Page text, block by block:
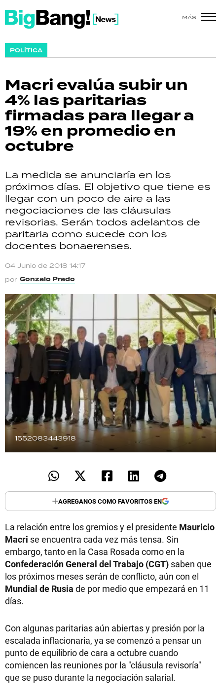
MÁS
POLÍTICA
Macri evalúa subir un
4% las paritarias
firmadas para llegar a
19% en promedio en
octubre
La medida se anunciaría en los
próximos días. El objetivo que tiene es
llegar con un poco de aire a las
negociaciones de las cláusulas
revisorias. Serán todos adelantos de
paritaria como sucede con los
docentes bonaerenses.
04 Junio de 2018 14:17
por Gonzalo Prado
1552083443918
AGREGANOS COMO FAVORITOS EN
La relación entre los gremios y el presidente Mauricio
Macri se encuentra cada vez más tensa. Sin
embargo, tanto en la Casa Rosada como en la
Confederación General del Trabajo (CGT) saben que
los próximos meses serán de conflicto, aún con el
Mundial de Rusia de por medio que empezará en 11
días.
Con algunas paritarias aún abiertas y presión por la
escalada inflacionaria, ya se comenzó a pensar un
punto de equilibrio de cara a octubre cuando
comiencen las reuniones por la "cláusula revisoría"
que se puso durante la negociación salarial.
SHOW
ACTUALIDAD
POLICIALES
ECONOMÍA
SALUD
DEPORTES
TECNOLOGÍA
RECETAS
PALABRAS
HORÓSCOPO
Seguinos